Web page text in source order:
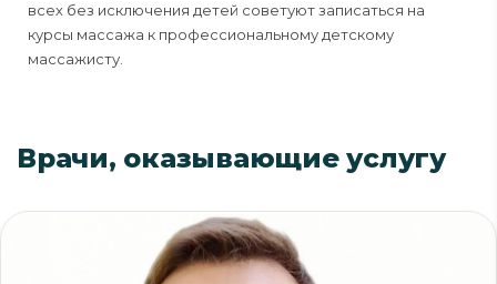
всех без исключения детей советуют записаться на
курсы массажа к профессиональному детскому
массажисту.
Врачи, оказывающие услугу